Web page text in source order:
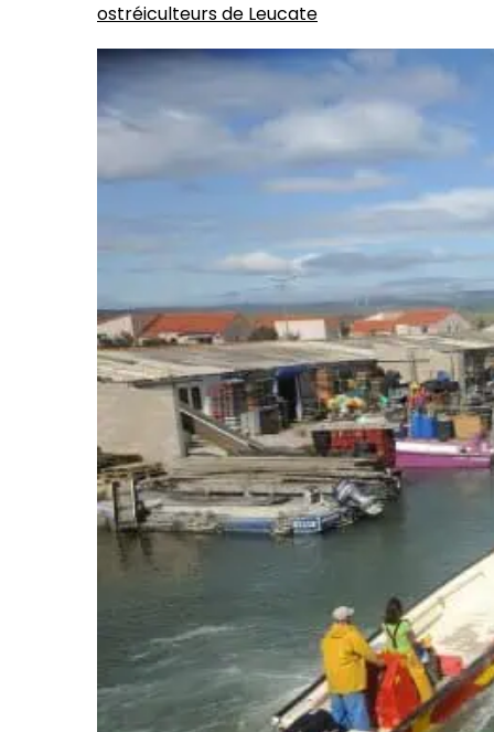
ostréiculteurs de Leucate